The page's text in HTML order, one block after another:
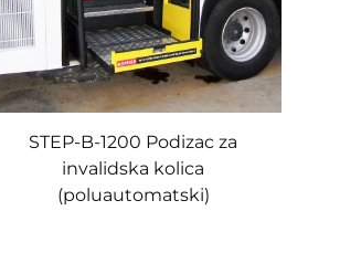
STEP-B-1200 Podizac za
invalidska kolica
(poluautomatski)